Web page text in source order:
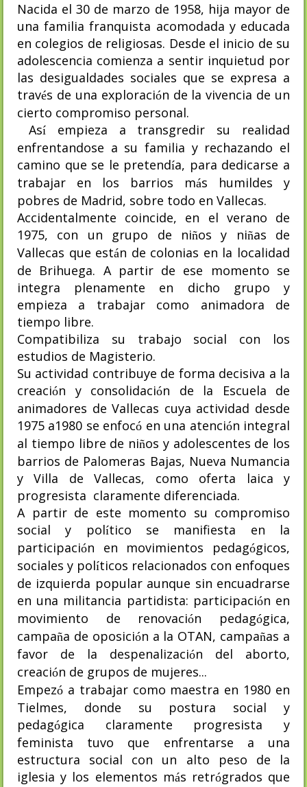
Nacida el 30 de marzo de 1958, hija mayor de
una familia franquista acomodada y educada
en colegios de religiosas. Desde el inicio de su
adolescencia comienza a sentir inquietud por
las desigualdades sociales que se expresa a
través de una exploración de la vivencia de un
cierto compromiso personal.
Asíempieza a transgredir su realidad
enfrentandose a su familia y rechazando el
camino que se le pretendía, para dedicarse a
trabajar en los barrios más humildes y
pobres de Madrid, sobre todo en Vallecas.
Accidentalmente coincide, en el verano de
1975, con un grupo de niños y niñas de
Vallecas que están de colonias en la localidad
de Brihuega. A partir de ese momento se
integra plenamente en dicho grupo y
empieza a trabajar como animadora de
tiempo libre.
Compatibiliza su trabajo social con los
estudios de Magisterio.
Su actividad contribuye de forma decisiva a la
creación y consolidación de la Escuela de
animadores de Vallecas cuya actividad desde
1975 a1980 se enfocó en una atención integral
al tiempo libre de niños y adolescentes de los
barrios de Palomeras Bajas, Nueva Numancia
y Villa de Vallecas, como oferta laica y
progresista claramente diferenciada.
A partir de este momento su compromiso
social y político se manifiesta en la
participación en movimientos pedagógicos,
sociales y políticos relacionados con enfoques
de izquierda popular aunque sin encuadrarse
en una militancia partidista: participación en
movimiento de renovación pedagógica,
campaña de oposición a la OTAN, campañas a
favor de la despenalización del aborto,
creación de grupos de mujeres...
Empezó a trabajar como maestra en 1980 en
Tielmes, donde su postura social y
pedagógica claramente progresista y
feminista tuvo que enfrentarse a una
estructura social con un alto peso de la
iglesia y los elementos más retrógrados que